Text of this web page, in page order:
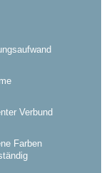
Verbund
Farben